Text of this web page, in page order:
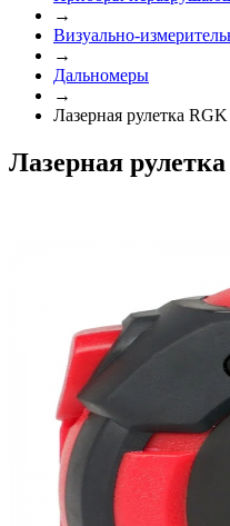
→
Визуально-
→
Дальномеры
→
Лазерная рулетка
Лазерная